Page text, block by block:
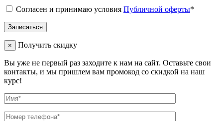
Согласен и принимаю условия Публичной оферты*
× Получить скидку
Вы уже не первый раз заходите к нам на сайт. Оставьте свои
контакты, и мы пришлем вам промокод со скидкой на наш
курс!